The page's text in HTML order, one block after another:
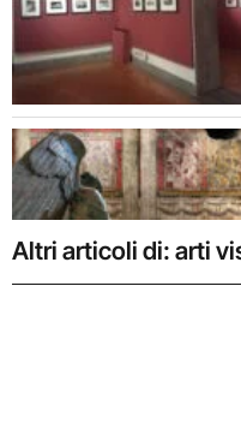
Altri articoli di: arti